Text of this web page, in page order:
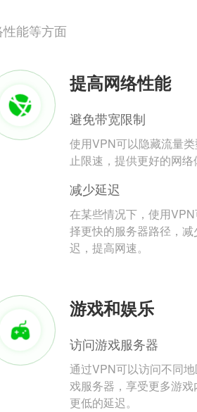
能等方面
提高网络性能
避免带宽限制
使用VPN可以隐藏流量
止限速，提供更好的网络
减少延迟
在某些情况下，使用
择更快的服务器路径，减
迟，提高网速。
游戏和娱乐
访问游戏服务器
通过VPN可以访问不同
戏服务器，享受更多游戏
更低的延迟。